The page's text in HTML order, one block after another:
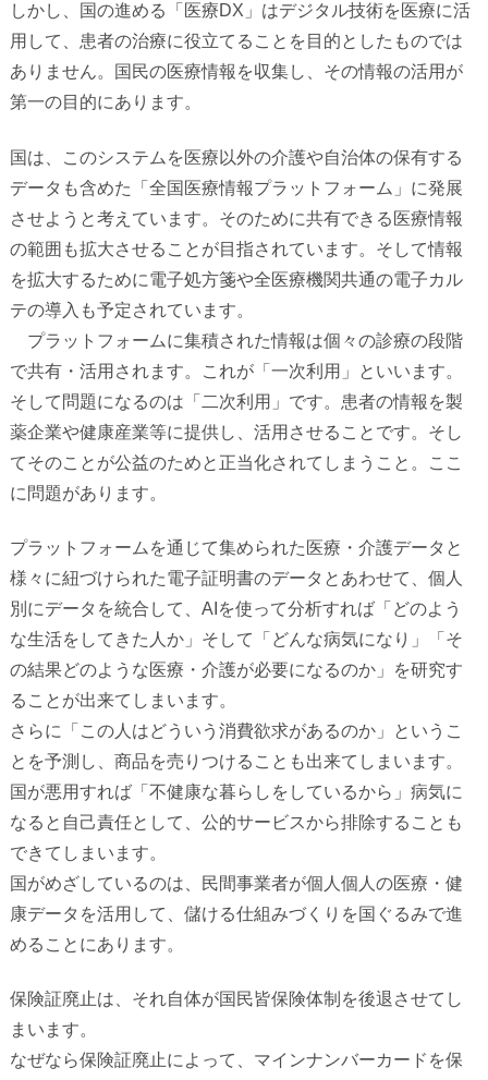
しかし、国の進める「医療DX 」はデジタル技術を医療に活
用して、患者の治療に役立てることを目的としたものでは
ありません。国民の医療情報を収集し、その情報の活用が
第一の目的にあります。
国は、このシステムを医療以外の介護や自治体の保有する
データも含めた
「全国医療情報プラットフォーム」に発展
させようと考えています。 そのために共有できる医療情報
の範囲も拡大させることが目指されています。 そして情報
を拡大するために電子処方箋や全医療機関共通の電子カル
テの導入も予定されています。
プラットフォームに集積された情報は個々の診療の段階
で共有・活用されます。
これが「一次利用」といいます。
そして問題になるのは「二次利用」です。患者の情報を製
薬企業や健康産業等に提供し、活用させることです。そし
てそのことが公益のためと 正当化されてしまうこと。ここ
に問題があります。
プラットフォームを通じて集められた医療・介護データと
様々に紐づけられた電子証明書のデータとあわせて、個人
別にデータを統合して、 AI を使って分析すれば「どのよう
な生活をしてきた人か」そして「どんな病気になり」「そ
の結果どのような医療・介護が必要になるのか」を研究す
ることが出来てしまいます。
さらに「この人はどういう消費欲求があるのか」というこ
とを予測し、 商品を売りつけることも出来てしまいます。
国が悪用すれば「不健康な暮らしをしているから」病気に
なると自己責任として、 公的サービスから排除することも
できてしまいます。
国がめざしているのは、民間事業者が個人個人の医療・健
康データを活用して、 儲ける仕組みづくりを国ぐるみで進
めることにあります。
保険証廃止は、それ自体が国民皆保険体制を後退させてし
まいます。
なぜなら保険証廃止によって、マインナンバーカードを保